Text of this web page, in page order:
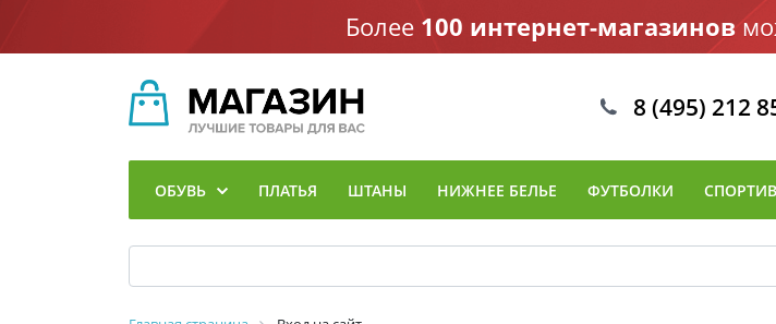
Более 100 интернет-магазинов
8 (495) 212
ОБУВЬ ПЛАТЬЯ ШТАНЫ НИЖНЕЕ БЕЛЬЕ ФУТБОЛКИ